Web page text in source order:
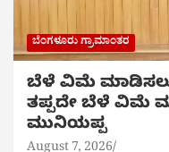
ಬೆಂಗಳೂರು ಗ್ರಾಮಾಂತರ
ಬೆಳೆ ವಿಮೆ ಮಾಡಿಸಲು
ತಪ್ಪದೇ ಬೆಳೆ ವಿಮೆ
ಮುನಿಯಪ್ಪ